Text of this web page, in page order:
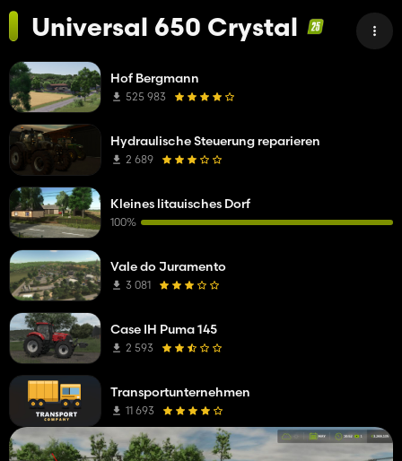
Universal 650 Crystal
Hof Bergmann
525 983
Hydraulische Steuerung reparieren
2 689
Kleines litauisches Dorf
100%
Vale do Juramento
3 081
Case IH Puma 145
2 593
Transportunternehmen
11 693